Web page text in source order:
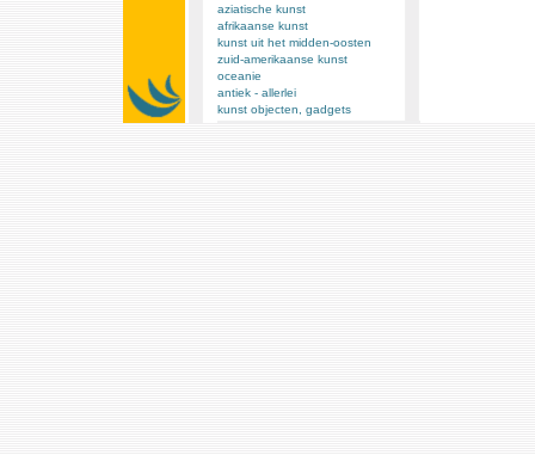
aziatische kunst
afrikaanse kunst
kunst uit het midden-oosten
zuid-amerikaanse kunst
oceanie
antiek - allerlei
kunst objecten, gadgets